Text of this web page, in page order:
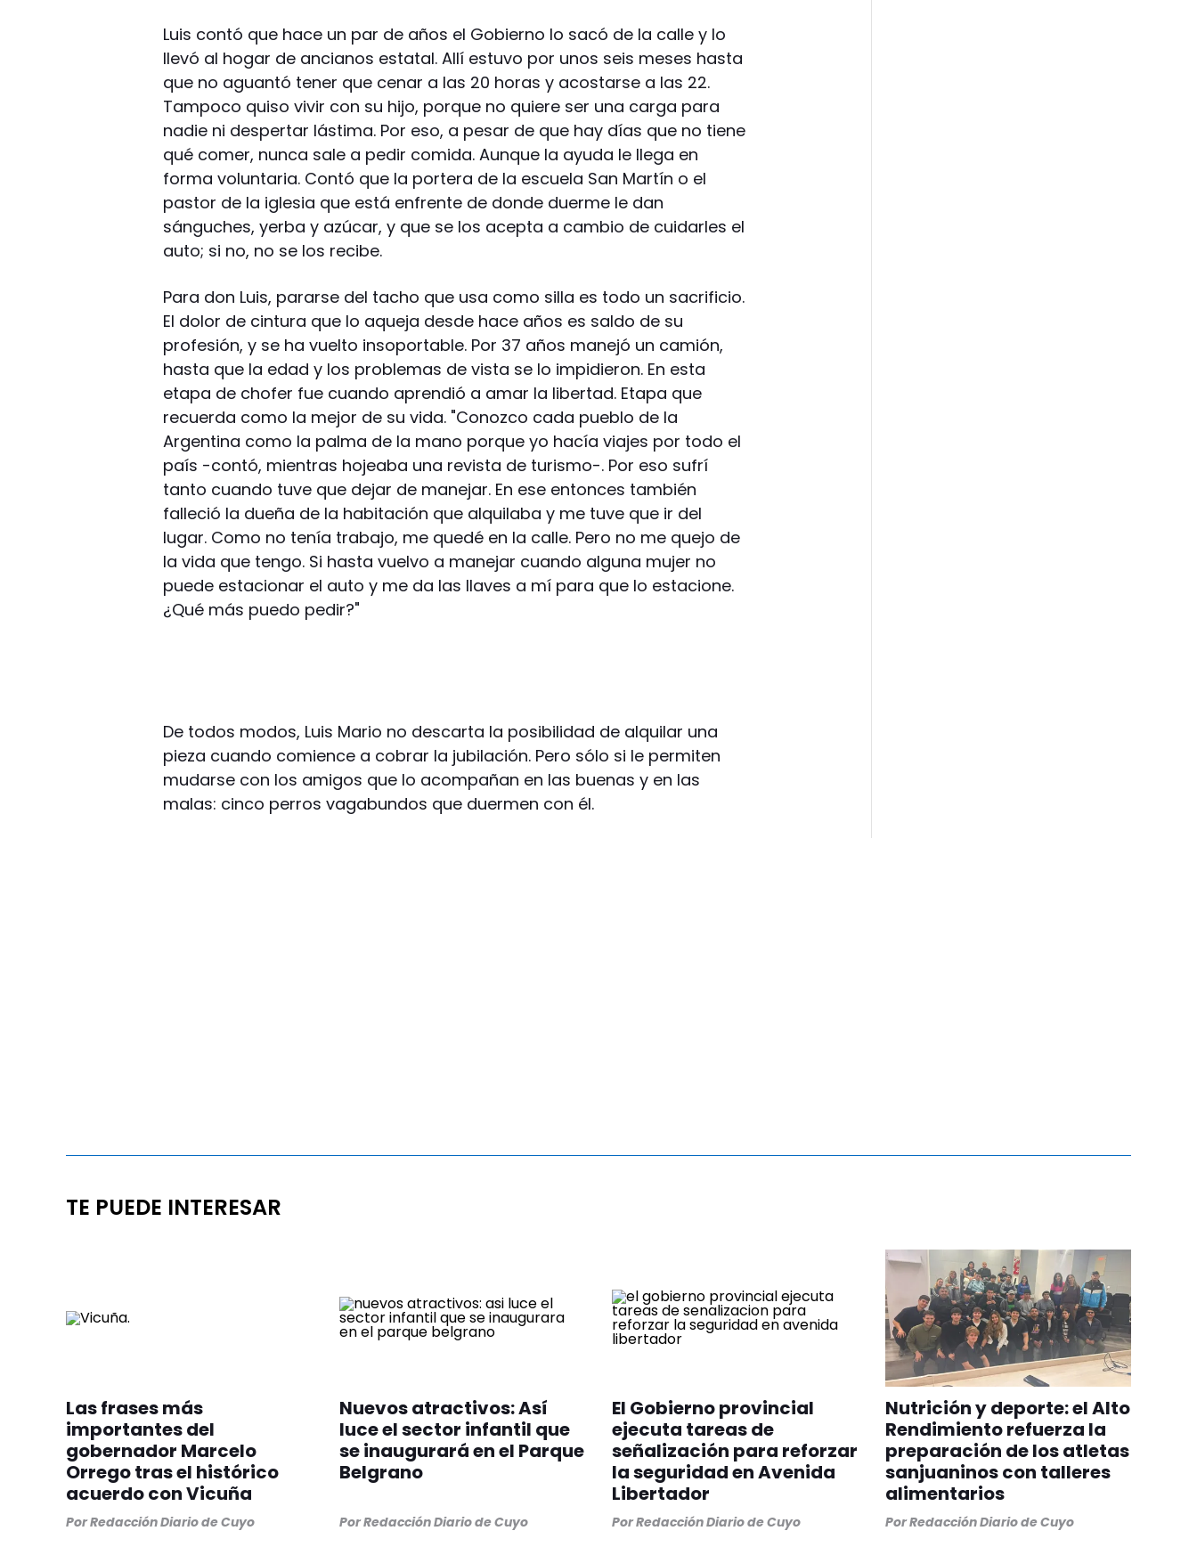
Luis contó que hace un par de años el Gobierno lo sacó de la calle y lo
llevó al hogar de ancianos estatal. Allí estuvo por unos seis meses hasta
que no aguantó tener que cenar a las 20 horas y acostarse a las 22.
Tampoco quiso vivir con su hijo, porque no quiere ser una carga para
nadie ni despertar lástima. Por eso, a pesar de que hay días que no tiene
qué comer, nunca sale a pedir comida. Aunque la ayuda le llega en
forma voluntaria. Contó que la portera de la escuela San Martín o el
pastor de la iglesia que está enfrente de donde duerme le dan
sánguches, yerba y azúcar, y que se los acepta a cambio de cuidarles el
auto; si no, no se los recibe.
Para don Luis, pararse del tacho que usa como silla es todo un sacrificio.
El dolor de cintura que lo aqueja desde hace años es saldo de su
profesión, y se ha vuelto insoportable. Por 37 años manejó un camión,
hasta que la edad y los problemas de vista se lo impidieron. En esta
etapa de chofer fue cuando aprendió a amar la libertad. Etapa que
recuerda como la mejor de su vida. "Conozco cada pueblo de la
Argentina como la palma de la mano porque yo hacía viajes por todo el
país -contó, mientras hojeaba una revista de turismo-. Por eso sufrí
tanto cuando tuve que dejar de manejar. En ese entonces también
falleció la dueña de la habitación que alquilaba y me tuve que ir del
lugar. Como no tenía trabajo, me quedé en la calle. Pero no me quejo de
la vida que tengo. Si hasta vuelvo a manejar cuando alguna mujer no
puede estacionar el auto y me da las llaves a mí para que lo estacione.
¿Qué más puedo pedir?"
De todos modos, Luis Mario no descarta la posibilidad de alquilar una
pieza cuando comience a cobrar la jubilación. Pero sólo si le permiten
mudarse con los amigos que lo acompañan en las buenas y en las
malas: cinco perros vagabundos que duermen con él.
TE PUEDE INTERESAR
Las frases más
importantes del
gobernador Marcelo
Orrego tras el histórico
acuerdo con Vicuña
PorRedacción Diario de Cuyo
Nuevos atractivos: Así
luce el sector infantil que
se inaugurará en el Parque
Belgrano
PorRedacción Diario de Cuyo
El Gobierno provincial
ejecuta tareas de
señalización para reforzar
la seguridad en Avenida
Libertador
PorRedacción Diario de Cuyo
Nutrición y deporte: el Alto
Rendimiento refuerza la
preparación de los atletas
sanjuaninos con talleres
alimentarios
PorRedacción Diario de Cuyo